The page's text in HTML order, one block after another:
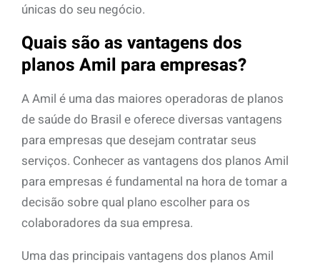
únicas do seu negócio.
Quais são as vantagens dos
planos Amil para empresas?
A Amil é uma das maiores operadoras de planos
de saúde do Brasil e oferece diversas vantagens
para empresas que desejam contratar seus
serviços. Conhecer as vantagens dos planos Amil
para empresas é fundamental na hora de tomar a
decisão sobre qual plano escolher para os
colaboradores da sua empresa.
Uma das principais vantagens dos planos Amil